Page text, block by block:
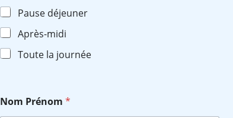
Pause déjeuner
Après-midi
Toute la journée
Nom Prénom*